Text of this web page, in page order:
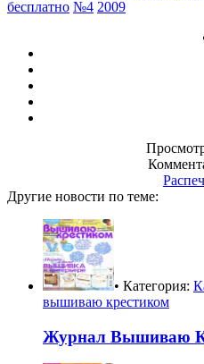
бесплатно №4 2009
Другие новости по теме:
• Категория:
вышиваю крестиком
Журнал Вышиваю